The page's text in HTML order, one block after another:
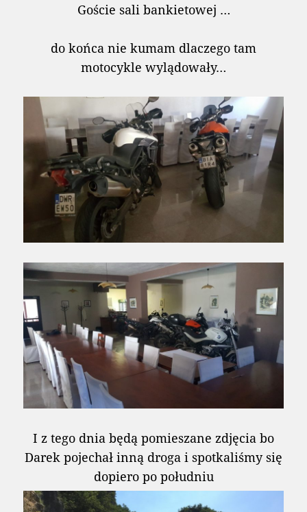
Goście sali bankietowej …
do końca nie kumam dlaczego tam
motocykle wylądowały…
I z tego dnia będą pomieszane zdjęcia bo
Darek pojechał inną droga i spotkaliśmy się
dopiero po południu